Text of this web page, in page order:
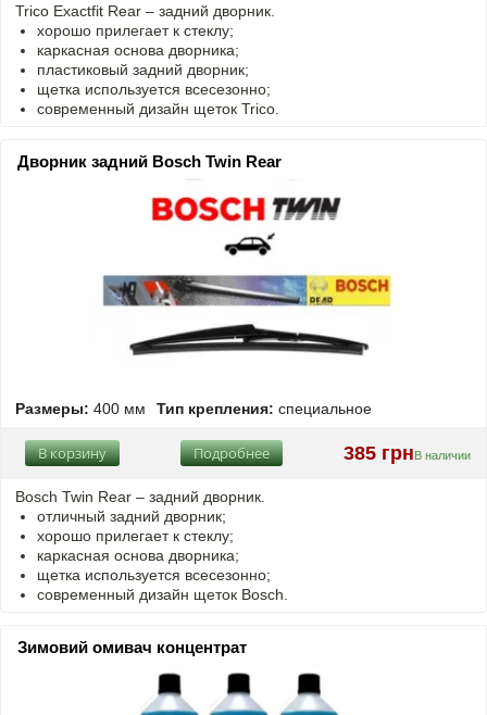
Trico Exactfit Rear – задний дворник.
хорошо прилегает к стеклу;
каркасная основа дворника;
пластиковый задний дворник;
щетка используется всесезонно;
современный дизайн щеток Trico.
Дворник задний Bosch Twin Rear
Размеры: 400 мм Тип крепления: специальное
385 грнВ наличии
Подробнее
В корзину
Bosch Twin Rear – задний дворник.
отличный задний дворник;
хорошо прилегает к стеклу;
каркасная основа дворника;
щетка используется всесезонно;
современный дизайн щеток Bosch.
Зимовий омивач концентрат